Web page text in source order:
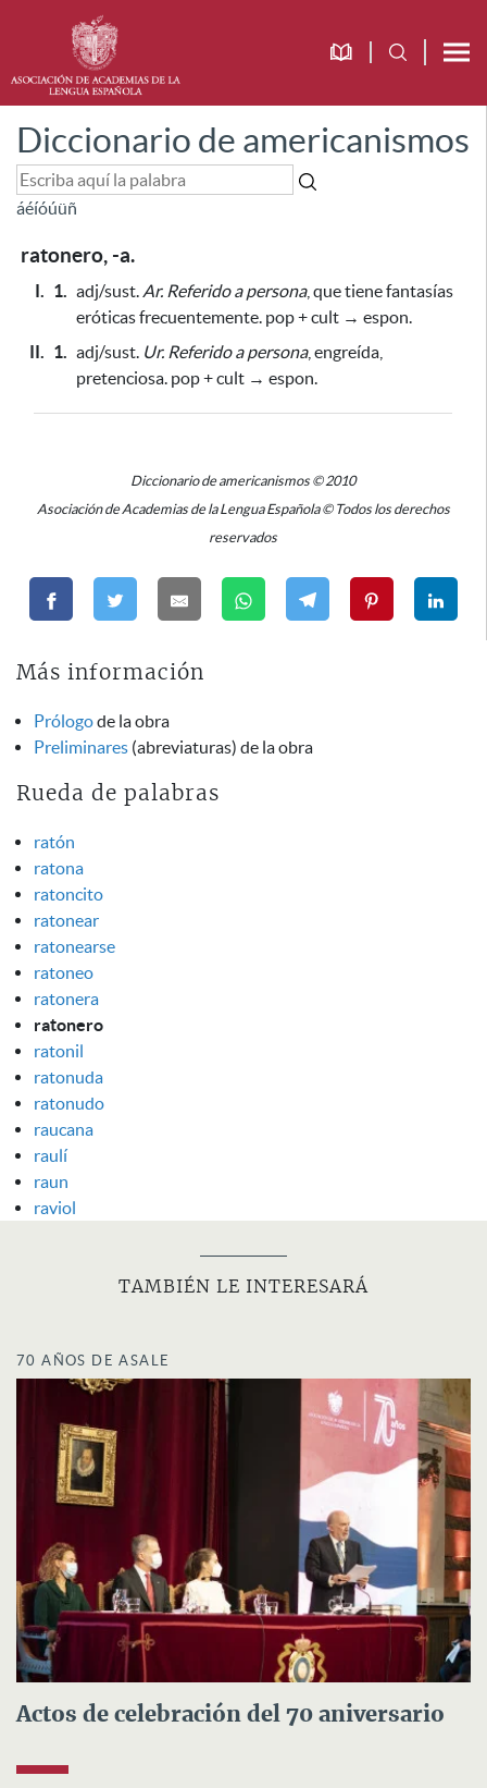
Diccionario de americanismos
áéíóúüñ
ratonero, -a.
I. 1. adj/sust. Ar. Referido a persona, que tiene fantasías
eróticas frecuentemente. pop + cult → espon.
II. 1. adj/sust. Ur. Referido a persona, engreída,
pretenciosa. pop + cult → espon.
Diccionario de americanismos © 2010
Asociación de Academias de la Lengua Española © Todos los derechos
reservados
Más información
Prólogode la obra
Preliminares (abreviaturas) de la obra
Rueda de palabras
ratón
ratona
ratoncito
ratonear
ratonearse
ratoneo
ratonera
ratonero
ratonil
ratonuda
ratonudo
raucana
raulí
raun
raviol
TAMBIÉN LE INTERESARÁ
70 AÑOS DE ASALE
Actos de celebración del 70 aniversario